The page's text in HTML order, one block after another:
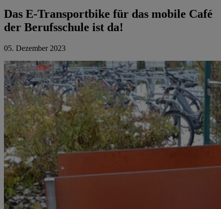
Das E-Transportbike für das mobile Café
der Berufsschule ist da!
05. Dezember 2023